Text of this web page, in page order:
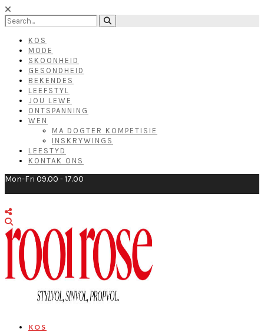
KOS
MODE
SKOONHEID
GESONDHEID
BEKENDES
LEEFSTYL
JOU LEWE
ONTSPANNING
WEN
MA DOGTER KOMPETISIE
INSKRYWINGS
LEESTYD
KONTAK ONS
Mon-Fri 09.00 - 17.00
KOS